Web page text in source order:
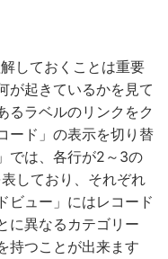
しておくことは重要
が起きているかを見て
るラベルのリンクをク
ード」の表示を切り替
では、各行が2～3の
しており、それぞれ
ビュー」にはレコード
に異なるカテゴリー
持つことが出来ます